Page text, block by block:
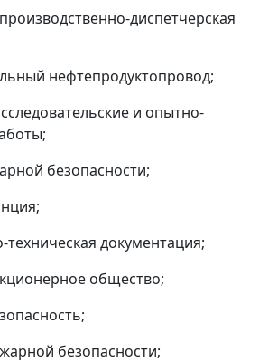
диспетчерская
нефтепродуктопровод;
и опытно-
безопасности;
документация;
общество;
безопасности;